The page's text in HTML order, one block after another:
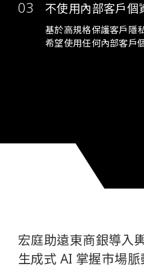
不使用內部客戶個
基於高規格保護客戶隱
希望使用任何內部客戶
宏庭助遠東商銀導入
生成式 AI 掌握市場脈